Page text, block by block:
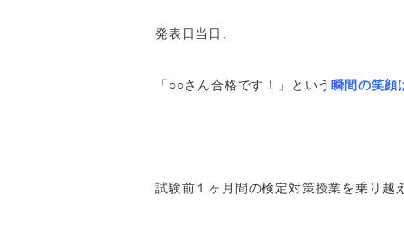
発表日当日、
「○○さん合格です！」という 瞬間の笑顔
試験前１ヶ月間の検定対策授業を乗り越